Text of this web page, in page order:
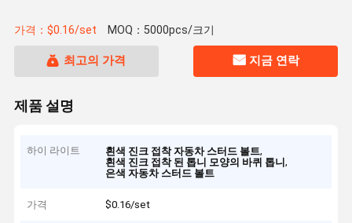
가격：$0.16/set MOQ：5000pcs/크기
최고의 가격 지금 연락
제품 설명
하이 라이트 흰색 진크 접착 자동차 스터드 볼트,
흰색 진크 접착 된 톱니 모양의 바퀴 톱니,
은색 자동차 스터드 볼트
가격 $0.16/set